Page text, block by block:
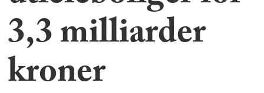
3,3 milliarder
kroner